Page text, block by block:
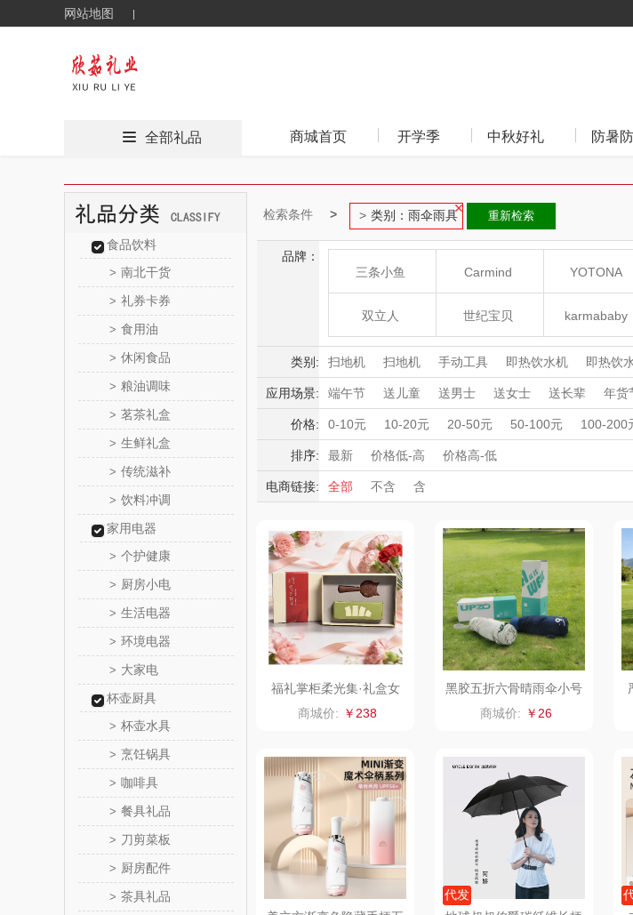
网站地图
全部礼品 商城首页 开学季 中秋好礼 防暑
食品饮料
> 南北干货
> 礼券卡券
> 食用油
> 休闲食品
> 粮油调味
> 茗茶礼盒
> 生鲜礼盒
> 传统滋补
> 饮料冲调
家用电器
> 个护健康
> 厨房小电
> 生活电器
> 环境电器
> 大家电
杯壶厨具
> 杯壶水具
> 烹饪锅具
> 咖啡具
> 餐具礼品
> 刀剪菜板
> 厨房配件
> 茶具礼品
检索条件 类别：雨伞雨具 重新检索
品牌：
三条小鱼
Carmind YOTONA
双立人 世纪宝贝 karmababy
酷行 贝易BEIE 阿迪达斯
满婷 洁丽雅
SMILEY笑脸 BRILLANTE贝立
蔻斯汀
八方礼 云上好食光 云上布拉
夏普SHARP 东方沁 绽家
大嘴猴（杯壶厨具
雨伞）
觅菓 MOVA
非一FETANA 乐扣乐扣（家居/
小家电）
星巴克（杯壶/
唯宝 姑苏渔歌
（线下款） （线上款）
可口可乐Coca Col 沃莱
润本（套装） 乐班
阿茜娅（AGIA） 卓然
类别: 扫地机 扫地机 手动工具 即热饮水机 即热饮
蒸汽/电动拖把
家用吸尘器 家用吸尘器 除螨仪
清洁电器
清洁电器 宠物用品 擦窗机器人 擦
应用场景: 端午节 送儿童 送男士 送女士 送长辈 年货
积分礼品
周年庆礼品 春游踏青 开学季礼品
暖冬好物
外事出国 入职礼
高端送礼
开业乔迁 乡村振兴 定制案例 珠宝
保险礼品
建材礼品 政企单位 房地产礼品 汽
儿童节 中秋节 建军节 护
价格: 0-10元 10-20元 20-50元 50-100元 100-200
排序: 最新 价格低-高 价格高-低
电商链接: 全部 不含 含
福礼掌柜柔光集·礼盒女
性礼品女士礼物蕉下晴雨
伞气囊梳子套装
商城价: ￥238
黑胶五折六骨晴雨伞小号
QYS-01
商城价: ￥26
代发